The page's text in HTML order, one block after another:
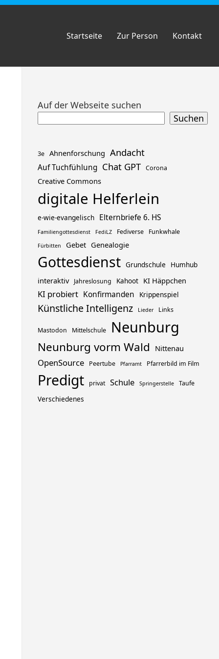
Startseite Zur Person Kontakt
Zum
Auf der Webseite suchen
Suchen
3e Ahnenforschung Andacht
Auf Tuchfühlung Chat GPT Corona
Creative Commons
digitale Helferlein
e-wie-evangelisch Elternbriefe 6. HS
Familiengottesdienst FediLZ Fediverse Funkwhale
Fürbitten Gebet Genealogie
Gottesdienst Grundschule Humhub
interaktiv Jahreslosung Kahoot KI Häppchen
KI probiert Konfirmanden Krippenspiel
Künstliche Intelligenz Lieder Links
Mastodon Mittelschule Neunburg
Neunburg vorm Wald Nittenau
OpenSource Peertube Pfarramt Pfarrerbild im Film
Predigt privat Schule Springerstelle Taufe
Verschiedenes